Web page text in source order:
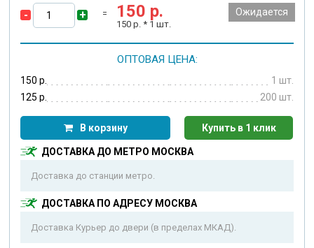
150 р.
150 р. * 1 шт.
- + Ожидается
ОПТОВАЯ ЦЕНА:
150 р.
1 шт.
125 р.
200 шт.
В корзину Купить в 1 клик
ДОСТАВКА ДО МЕТРО МОСКВА
Доставка до станции метро.
ДОСТАВКА ПО АДРЕСУ МОСКВА
Доставка Курьер до двери (в пределах МКАД).